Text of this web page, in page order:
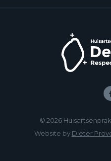
© 2026
Website by Dieter